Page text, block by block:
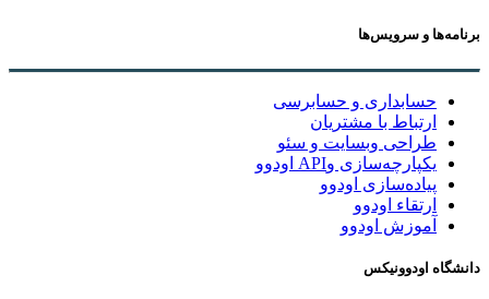
برنامه‌ها و سرویس‌ها
حسابداری و حسابرسی
ارتباط با مشتریان
طراحی وبسایت و سئو
یکپارچه‌سازی وAPI اودوو
پیاده‌سازی اودوو
ارتقاء اودوو
آموزش اودوو
دانشگاه اودوونیکس